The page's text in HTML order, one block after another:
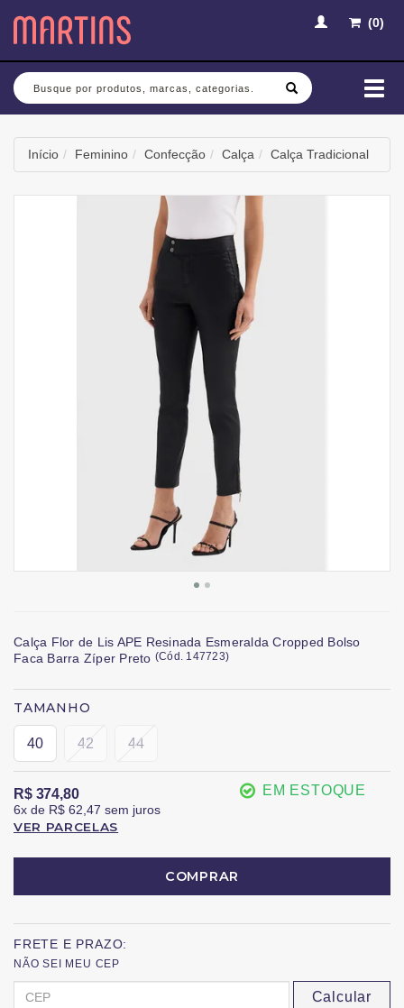
(0)
Busca
Início Feminino Confecção Calça Calça Tradicional
Calça Flor de Lis APE Resinada Esmeralda Cropped Bolso
Faca Barra Zíper Preto (Cód. 147723)
TAMANHO
40 42 44
R$ 374,80
6x de R$ 62,47 sem juros
VER PARCELAS
EM ESTOQUE
COMPRAR
FRETE E PRAZO:
NÃO SEI MEU CEP
Calcular